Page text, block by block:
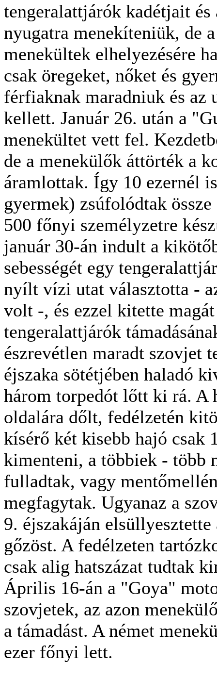
tengeralattjárók kadétjait
nyugatra menekíteniük, de
menekültek elhelyezésére
csak öregeket, nőket és
férfiaknak maradniuk és
kellett. Január 26. után a
menekültet vett fel.
de a menekülők áttörték a
áramlottak. Így 10 ezernél
gyermek) zsúfolódtak
500 főnyi személyzetre
január 30-án indult a
sebességét egy
nyílt vízi utat választotta -
volt -, és ezzel kitette magát
tengeralattjárók
észrevétlen maradt szovjet
éjszaka sötétjében haladó
három torpedót lőtt ki rá. A
oldalára dőlt, fedélzetén
kísérő két kisebb hajó csak
kimenteni, a többiek - több
fulladtak, vagy
megfagytak. Ugyanaz a
9. éjszakáján
gőzöst. A fedélzeten
csak alig hatszázat tudtak
Április 16-án a "Goya"
szovjetek, az azon
a támadást. A német
ezer főnyi lett.